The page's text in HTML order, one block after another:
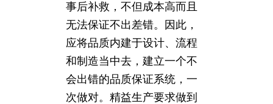
事后补救，不但成本高而且
无法保证不出差错。因此，
应将品质内建于设计、流程
和制造当中去，建立一个不
会出错的品质保证系统，一
次做对。精益生产要求做到